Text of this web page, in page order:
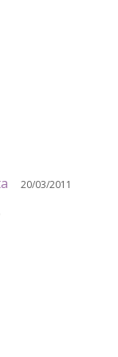
20/03/2011